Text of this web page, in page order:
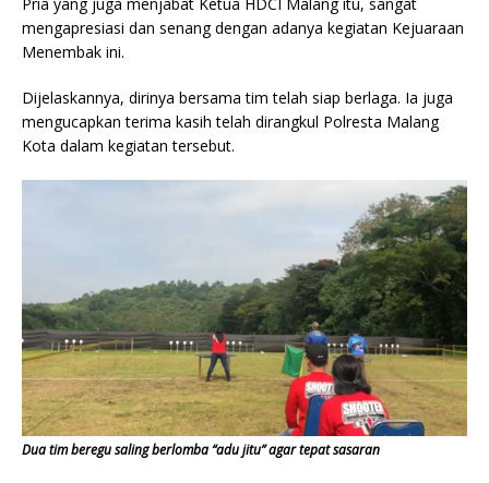
mengapresiasi dan senang dengan adanya kegiatan Kejuaraan
Menembak ini.
Dijelaskannya, dirinya bersama tim telah siap berlaga. Ia juga
mengucapkan terima kasih telah dirangkul Polresta Malang
Kota dalam kegiatan tersebut.
Dua tim beregu saling berlomba “adu jitu” agar tepat sasaran